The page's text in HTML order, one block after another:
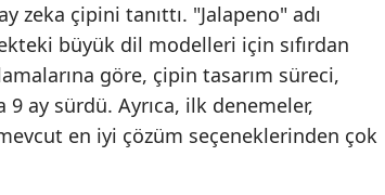
Erzincan
Erzurum
Eskişehir
zeka çipini tanıttı. "Jalapeno" adı
büyük dil modelleri için sıfırdan
göre, çipin tasarım süreci,
9 ay sürdü. Ayrıca, ilk denemeler,
en iyi çözüm seçeneklerinden çok